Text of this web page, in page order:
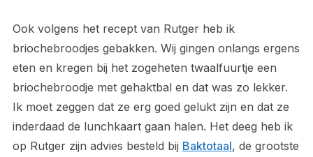
Ook volgens het recept van Rutger heb ik
briochebroodjes gebakken. Wij gingen onlangs ergens
eten en kregen bij het zogeheten twaalfuurtje een
briochebroodje met gehaktbal en dat was zo lekker.
Ik moet zeggen dat ze erg goed gelukt zijn en dat ze
inderdaad de lunchkaart gaan halen. Het deeg heb ik
op Rutger zijn advies besteld bij Baktotaal, de grootste